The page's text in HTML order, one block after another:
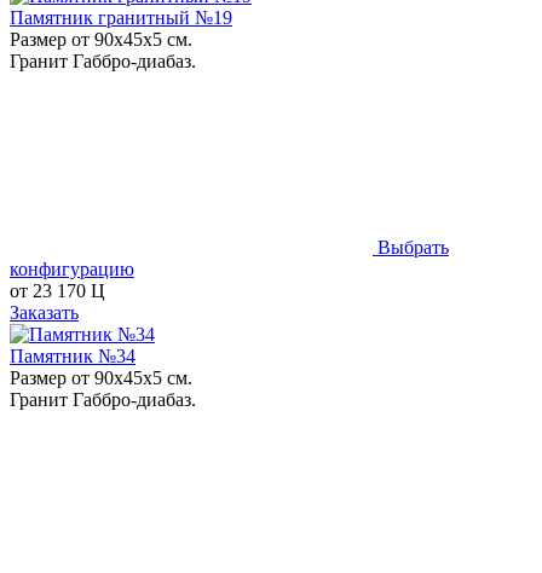
Памятник гранитный №19
Размер от 90х45х5 см.
Гранит Габбро-диабаз.
Выбрать
конфигурацию
от 23 170 Ц
Заказать
Памятник №34
Размер от 90х45х5 см.
Гранит Габбро-диабаз.